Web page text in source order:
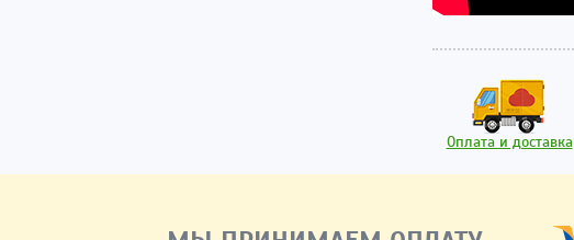
Оплата и доставка